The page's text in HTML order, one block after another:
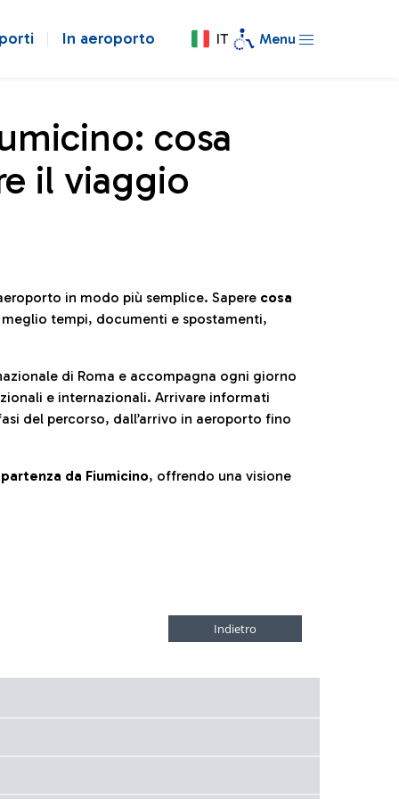
In aeroporto IT Menu
cosa
il viaggio
in modo più semplice. Sapere cosa
tempi, documenti e spostamenti,
di Roma e accompagna ogni giorno
e internazionali. Arrivare informati
del percorso, dall’arrivo in aeroporto fino
da Fiumicino, offrendo una visione